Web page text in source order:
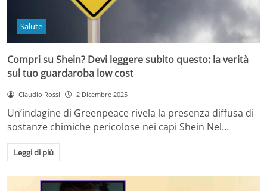
Salute
Compri su Shein? Devi leggere subito questo: la verità
sul tuo guardaroba low cost
Claudio Rossi 2 Dicembre 2025
Un’indagine di Greenpeace rivela la presenza diffusa di
sostanze chimiche pericolose nei capi Shein Nel…
Leggi di più